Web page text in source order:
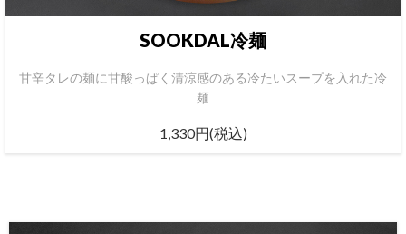
SOOKDAL冷麺
甘辛タレの麺に甘酸っぱく清涼感のある冷たいスープを入れた冷
麺
1,330円(税込)